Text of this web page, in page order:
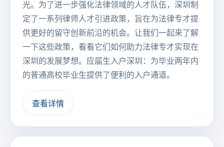
光。为了进一步强化法律领域的人才队伍，深圳制
定了一系列律师人才引进政策，旨在为法律专才提
供更好的留守创新前沿的机会。让我们一起来了解
一下这些政策，看看它们如何助力法律专才实现在
深圳的发展梦想。应届生入户深圳：为毕业两年内
的普通高校毕业生提供了便利的入户通道。
查看详情